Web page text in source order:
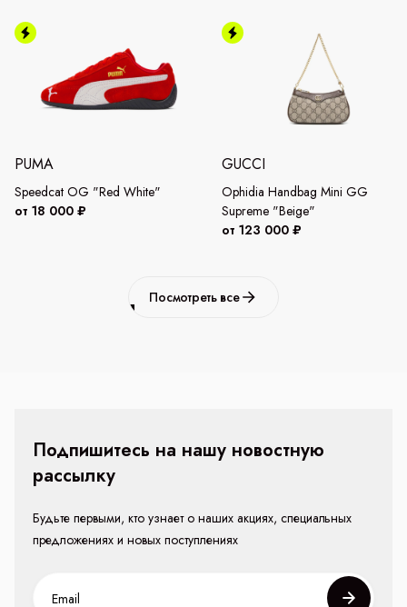
PUMA
Speedcat OG "Red White"
от 18 000 ₽
GUCCI
Ophidia Handbag Mini GG
Supreme "Beige"
от 123 000 ₽
Посмотреть все
Подпишитесь на нашу новостную
рассылку
Будьте первыми, кто узнает о наших акциях, специальных
предложениях и новых поступлениях